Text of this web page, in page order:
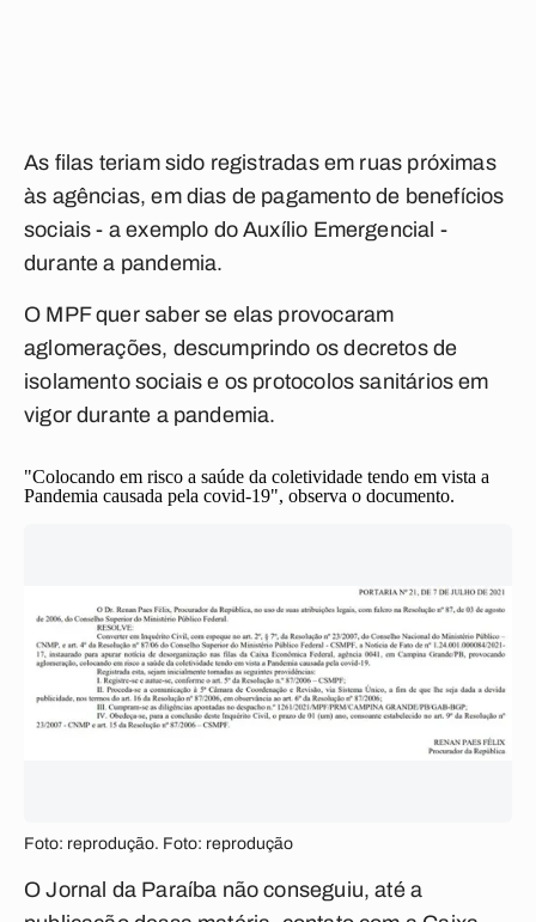
As filas teriam sido registradas em ruas próximas
às agências, em dias de pagamento de benefícios
sociais - a exemplo do Auxílio Emergencial -
durante a pandemia.
O MPF quer saber se elas provocaram
aglomerações, descumprindo os decretos de
isolamento sociais e os protocolos sanitários em
vigor durante a pandemia.
"Colocando em risco a saúde da coletividade tendo em vista a
Pandemia causada pela covid-19", observa o documento.
Foto: reprodução. Foto: reprodução
O Jornal da Paraíba não conseguiu, até a